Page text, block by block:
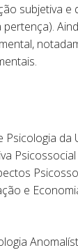
subjetiva
da
e